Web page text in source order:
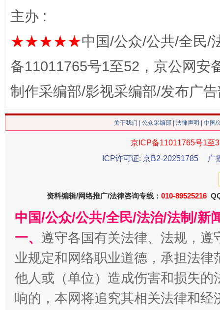
这是一记警钟！ 谢
在谋一域中谋全局
主办 :
★★★★★中国/公众/公共/全民/
备11011765号1至52，京公网安
制作采编部/影视采编部/发布广
关于我们 公众采编部 法律声明 | 中国
京ICP备11011765号1至
ICP许可证: 京B2-20251785
广
资料编辑/网络推广/法律咨询专线： 010-89525216
中国/公众/公共/全民/法治/法制/新
一、 遵守各国有关法律、法规，
业规定和网络职业道德，承担法
他人或（单位）造成伤害和损失
响的，本网将追究其相关法律和